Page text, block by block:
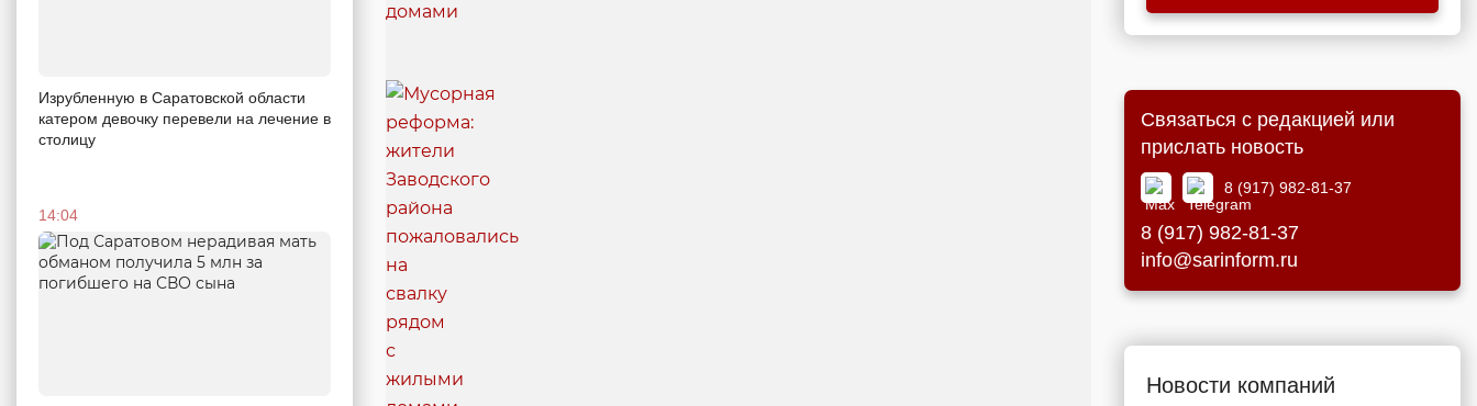
Изрубленную в Саратовской области
катером девочку перевели на лечение в
столицу
14:04
Связаться с редакцией или
прислать новость
8 (917) 982-81-37
8 (917) 982-81-37
info@sarinform.ru
Новости компаний